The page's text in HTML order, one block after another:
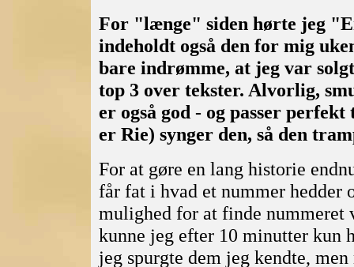
For "længe" siden hørte jeg
indeholdt også den for mig
bare indrømme, at jeg var
top 3 over tekster. Alvorlig,
er også god - og passer
er Rie) synger den, så den
For at gøre en lang historie
får fat i hvad et nummer hedder
mulighed for at finde nummeret
kunne jeg efter 10 minutter kun
jeg spurgte dem jeg kendte,